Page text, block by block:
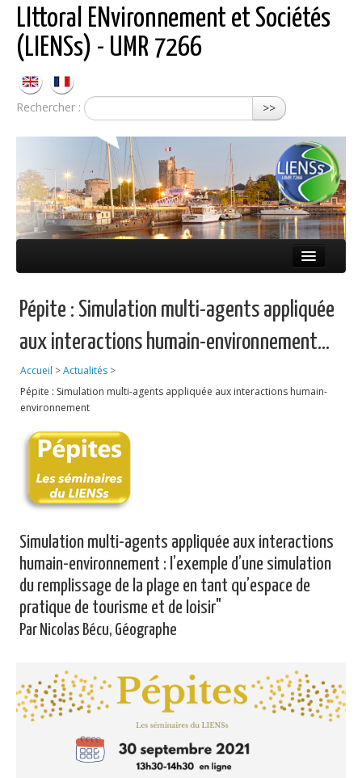
LIttoral ENvironnement et Sociétés
(LIENSs) - UMR 7266
Rechercher : >>
Équipes
Réseaux
Publications
Soutien technique
Données
Emplois/Stages/Formations
Science pour tou·te·s
Actualités
Pépite : Simulation multi-agents appliquée
aux interactions humain-environnement...
Accueil >Actualités >
Pépite : Simulation multi-agents appliquée aux interactions humain-
environnement
Simulation multi-agents appliquée aux interactions
humain-environnement : l’exemple d’une simulation
du remplissage de la plage en tant qu’espace de
pratique de tourisme et de loisir"
Par Nicolas Bécu, Géographe